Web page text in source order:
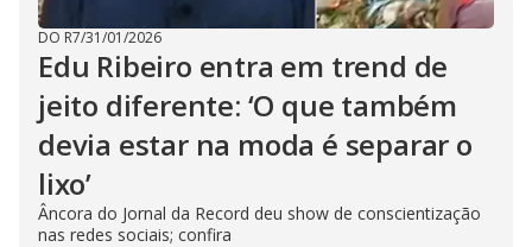
DO R7/31/01/2026
Edu Ribeiro entra em trend de
jeito diferente: ‘O que também
devia estar na moda é separar o
lixo’
Âncora do Jornal da Record deu show de conscientização
nas redes sociais; confira